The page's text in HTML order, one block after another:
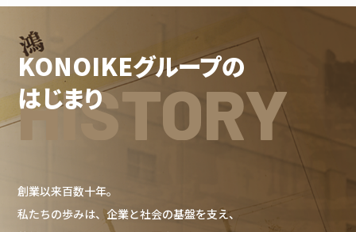
KONOIKEグループの
はじまり
HISTORY
創業以来百数十年。
私たちの歩みは、企業と社会の基盤を支え、